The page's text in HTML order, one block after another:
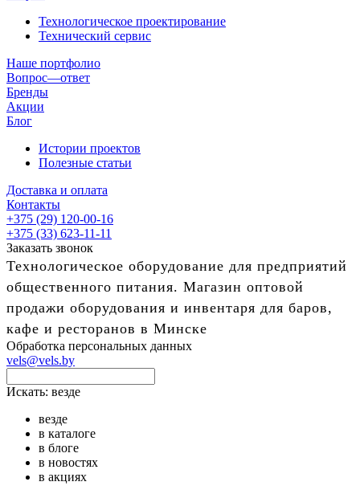
Технологическое проектирование
Технический сервис
Наше портфолио
Вопрос—ответ
Бренды
Акции
Блог
Истории проектов
Полезные статьи
Доставка и оплата
Контакты
+375 (29) 120-00-16
+375 (33) 623-11-11
Заказать звонок
Технологическое оборудование для предприятий
общественного питания. Магазин оптовой
продажи оборудования и инвентаря для баров,
кафе и ресторанов в Минске
Обработка персональных данных
vels@vels.by
Искать: везде
везде
в каталоге
в блоге
в новостях
в акциях